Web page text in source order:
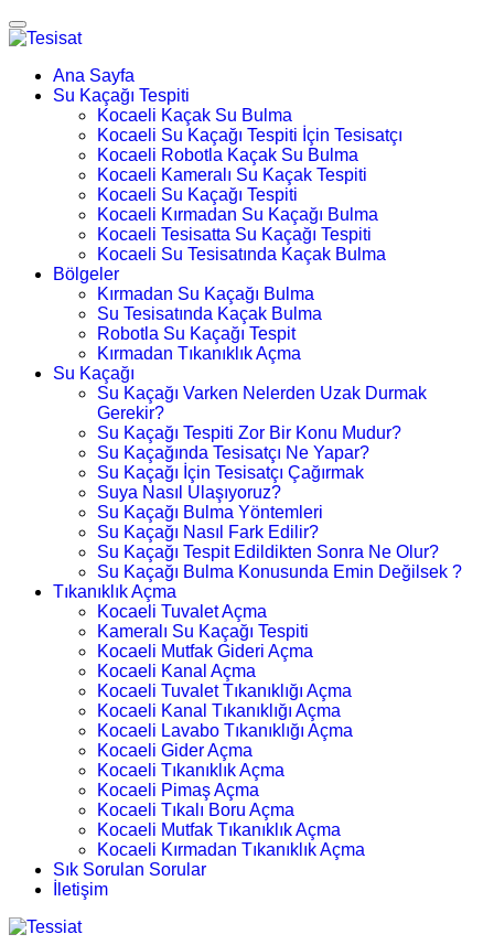
Ana Sayfa
Su Kaçağı Tespiti
Kocaeli Kaçak Su Bulma
Kocaeli Su Kaçağı Tespiti İçin Tesisatçı
Kocaeli Robotla Kaçak Su Bulma
Kocaeli Kameralı Su Kaçak Tespiti
Kocaeli Su Kaçağı Tespiti
Kocaeli Kırmadan Su Kaçağı Bulma
Kocaeli Tesisatta Su Kaçağı Tespiti
Kocaeli Su Tesisatında Kaçak Bulma
Bölgeler
Kırmadan Su Kaçağı Bulma
Su Tesisatında Kaçak Bulma
Robotla Su Kaçağı Tespit
Kırmadan Tıkanıklık Açma
Su Kaçağı
Su Kaçağı Varken Nelerden Uzak Durmak
Gerekir?
Su Kaçağı Tespiti Zor Bir Konu Mudur?
Su Kaçağında Tesisatçı Ne Yapar?
Su Kaçağı İçin Tesisatçı Çağırmak
Suya Nasıl Ulaşıyoruz?
Su Kaçağı Bulma Yöntemleri
Su Kaçağı Nasıl Fark Edilir?
Su Kaçağı Tespit Edildikten Sonra Ne Olur?
Su Kaçağı Bulma Konusunda Emin Değilsek ?
Tıkanıklık Açma
Kocaeli Tuvalet Açma
Kameralı Su Kaçağı Tespiti
Kocaeli Mutfak Gideri Açma
Kocaeli Kanal Açma
Kocaeli Tuvalet Tıkanıklığı Açma
Kocaeli Kanal Tıkanıklığı Açma
Kocaeli Lavabo Tıkanıklığı Açma
Kocaeli Gider Açma
Kocaeli Tıkanıklık Açma
Kocaeli Pimaş Açma
Kocaeli Tıkalı Boru Açma
Kocaeli Mutfak Tıkanıklık Açma
Kocaeli Kırmadan Tıkanıklık Açma
Sık Sorulan Sorular
İletişim